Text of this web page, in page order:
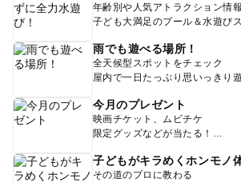
年齢別や人気アトラクション情
子ども大満足のプール＆水遊び
雨でも遊べる場所！
全天候型スポットをチェック
屋内で一日たっぷり思いっきり
今月のプレゼント
映画チケット、ムビチケ
限定グッズなどが当たる！
子どもがキラめくホンモノ
その道のプロに教わる